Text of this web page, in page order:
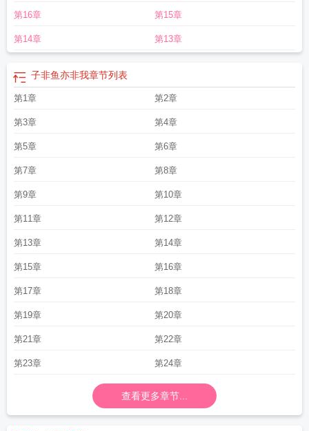
鱼全文翻译
安知鱼之乐的安是什么意思
漫子非鱼安知鱼之所向 安知我不知鱼之乐出自哪里
鱼之乐什么意思子非鱼的典故出自子非鱼安知鱼之乐的安是什么意思子非鱼教
育科技有限公司子非鱼安知鱼之乐是唯物还是唯心
知鱼之乐辩论的是哪两位思想家子非鱼安之鱼之乐乎安知鱼之乐是谁说的
第16章 第15章
第14章 第13章
子非鱼亦非我章节列表
第1章 第2章
第3章 第4章
第5章 第6章
第7章 第8章
第9章 第10章
第11章 第12章
第13章 第14章
第15章 第16章
第17章 第18章
第19章 第20章
第21章 第22章
第23章 第24章
查看更多章节...